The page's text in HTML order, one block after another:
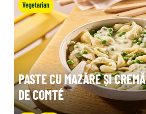
Vegetarian
PASTE CU MAZĂRE ȘI CREMĂ
DE COMTÉ